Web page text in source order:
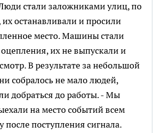
стали заложниками улиц, по
останавливали и просили
место. Машины стали
их не выпускали и
В результате за небольшой
собралось не мало людей,
добраться до работы. - Мы
на место событий всем
после поступления сигнала.